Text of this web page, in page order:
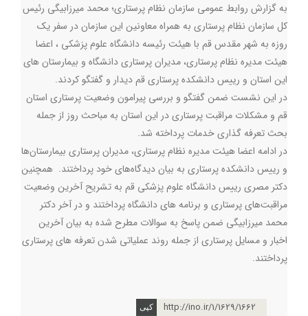
به گزارش روابط عمومی سازمان نظام پرستاری؛ محمد میرزابیگی رئیس
کل سازمان نظام پرستاری به همراه معاونین این سازمان در سفر یک
روزه به شهر مقدس قم با هیئت رئیسه دانشگاه علوم پزشکی ، اعضا
هیئت مدیره نظام پرستاری، مدیران پرستاری دانشگاه و بیمارستان های
این استان و رییس دانشکده پرستاری قم دیدار و گفتگو کردند.
در این نشست ضمن گفتگو و بررسی پیرامون وضعیت پرستاری استان
قم و مشکلات مراقبت پرستاری در این استان به مباحث روز از جمله
بحث تعرفه گذاری خدمات پرداخته شد.
در ادامه اعضا هیئت مدیره نظام پرستاری، مدیران پرستاری بیمارستان‌ها
و رییس دانشکده پرستاری به بیان دیدگاه‌های خود پرداختند. همچنین
دکتر مصری رییس دانشگاه علوم پزشکی قم به تشریح آخرین وضعیت
مراقبت‌های پرستاری و برنامه های دانشگاه پرداختند و در آخر دکتر
محمد میرزابیگی ضمن پاسخ به سوالات مطرح شده به بیان آخرین
اخبار و مسایل پرستاری از جمله روند عملیاتی شدن تعرفه های پرستاری
پرداختند.
http://ino.ir/1/1629/1662